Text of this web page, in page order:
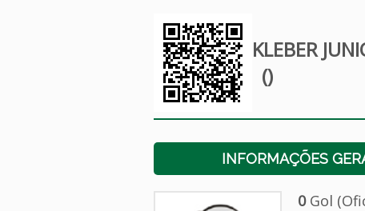
KLEBER
()
INFORMAÇÕES
0Gol